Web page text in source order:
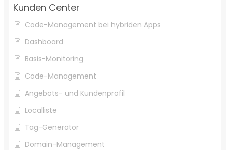
Kunden Center
Code-Management bei hybriden Apps
Dashboard
Basis-Monitoring
Code-Management
Angebots- und Kundenprofil
Localliste
Tag-Generator
Domain-Management